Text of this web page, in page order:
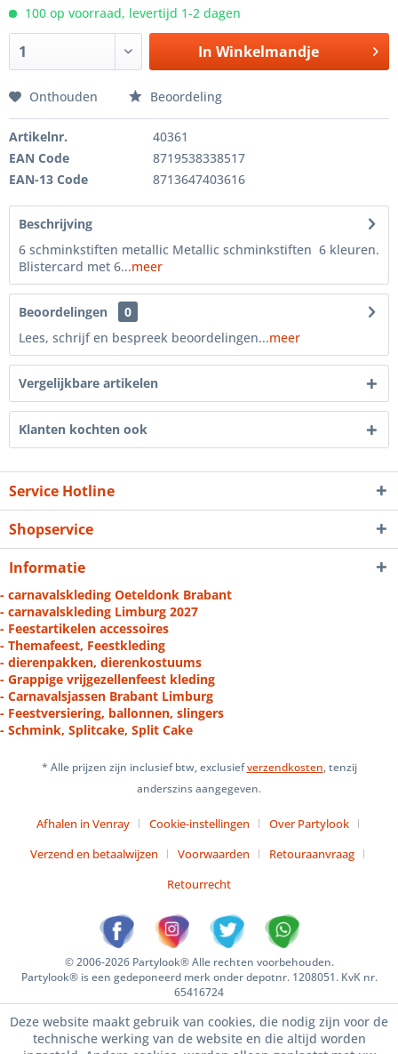
100 op voorraad, levertijd 1-2 dagen
In Winkelmandje
Onthouden Beoordeling
Artikelnr.
40361
EAN Code
8719538338517
EAN-13 Code
8713647403616
Beschrijving
6 schminkstiften metallic Metallic schminkstiften 6 kleuren.
Blistercard met 6...meer
Beoordelingen
0
Lees, schrijf en bespreek beoordelingen...meer
Vergelijkbare artikelen
Klanten kochten ook
Service Hotline
Shopservice
Informatie
- carnavalskleding Oeteldonk Brabant
- carnavalskleding Limburg 2027
- Feestartikelen accessoires
- Themafeest, Feestkleding
- dierenpakken, dierenkostuums
- Grappige vrijgezellenfeest kleding
- Carnavalsjassen Brabant Limburg
- Feestversiering, ballonnen, slingers
- Schmink, Splitcake, Split Cake
* Alle prijzen zijn inclusief btw, exclusiefverzendkosten, tenzij
anderszins aangegeven.
Afhalen in Venray Cookie-instellingen
Over Partylook
Verzend en betaalwijzen
Voorwaarden
Retouraanvraag
Retourrecht
© 2006-2026 Partylook® Alle rechten voorbehouden.
Partylook® is een gedeponeerd merk onder depotnr. 1208051. KvK nr.
65416724
Deze website maakt gebruik van cookies, die nodig zijn voor de
technische werking van de website en die altijd worden